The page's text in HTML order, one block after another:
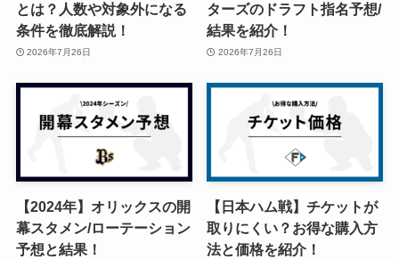
とは？人数や対象外になる
条件を徹底解説！
2026年7月26日
ターズのドラフト指名予想/
結果を紹介！
2026年7月26日
【2024年】オリックスの開
幕スタメン/ローテーション
予想と結果！
【日本ハム戦】チケットが
取りにくい？お得な購入方
法と価格を紹介！